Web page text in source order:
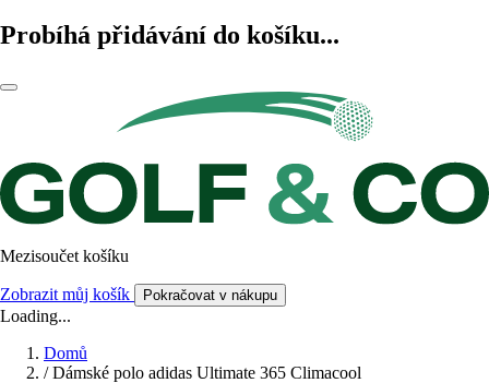
Probíhá přidávání do košíku...
Mezisoučet košíku
Zobrazit můj košík Pokračovat v nákupu
Loading...
Domů
/ Dámské polo adidas Ultimate 365 Climacool